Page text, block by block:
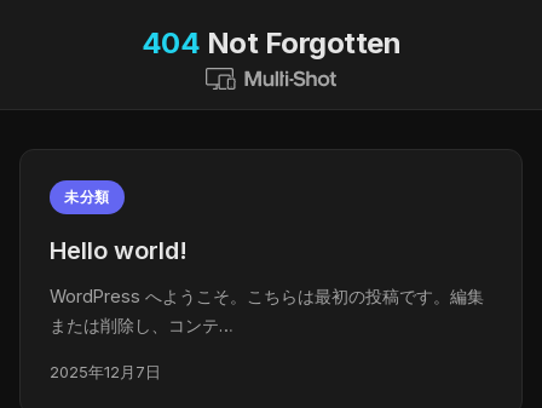
404 Not Forgotten
未分類
Hello world!
WordPress へようこそ。こちらは最初の投稿です。編集
または削除し、コンテ…
2025年12月7日